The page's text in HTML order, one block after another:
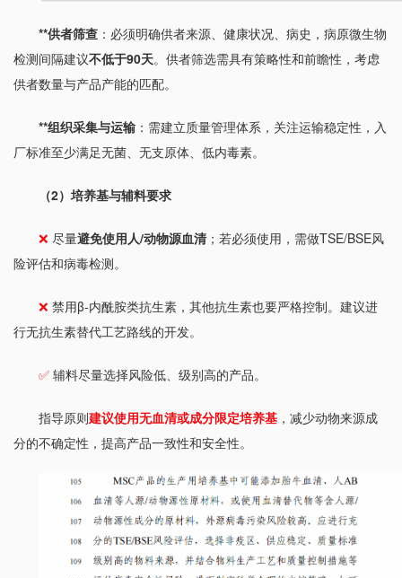
**供者筛查 ：必须明确供者来源、健康状况、病史，病原微生物
检测间隔建议不低于90天。供者筛选需具有策略性和前瞻性，考虑
供者数量与产品产能的匹配。
**组织采集与运输 ：需建立质量管理体系，关注运输稳定性，入
厂标准至少满足无菌、无支原体、低内毒素。
（2）培养基与辅料要求
❌ 尽量避免使用人/动物源血清 ；若必须使用，需做TSE/BSE风
险评估和病毒检测。
❌ 禁用β-内酰胺类抗生素，其他抗生素也要严格控制。建议进
行无抗生素替代工艺路线的开发。
✅ 辅料尽量选择风险低、级别高的产品。
指导原则建议使用无血清或成分限定培养基 ，减少动物来源成
分的不确定性，提高产品一致性和安全性。